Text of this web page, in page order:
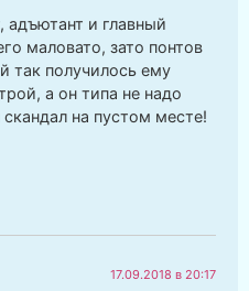
адъютант и главный
маловато, зато понтов
так получилось ему
а он типа не надо
на пустом месте!
17.09.2018 в 20:17